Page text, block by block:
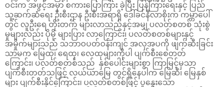
ဝင်းက အဖွင့်အမှာ စကားပြောကြား ခဲ့ပြီး ပြန်ကြားရေးနှင့် ပြည်
သူ့ဆက်ဆံရေး ဦးစီးဌာန ဦးစီးအရာရှိ ဒေါ်ခင်နီလာစိုးက ကမ္ဘာပေါ်
တွင် လူဦးရေ တိုးတက် များလာသည်နှင့်အမျှ ပလတ်စတစ် သုံးစွဲ
မှုများလည်း ပိုမို များပြား လာကြောင်း၊ ပလတ်စတစ်များနှင့်
အမှိုက်များသည် သဘာဝပတ်ဝန်းကျင် အလှအပကို ဖျက်ဆီးခြင်း
သာမက မြေထု၊ ရေထု၊ လေထုများကိုပါ ပျက်စီးစေတတ်
ကြောင်း၊ ပလတ်စတစ်သည် နှစ်ပေါင်းများစွာ ကြာမြင့်မှသာ
ပျက်စီးတတ်သဖြင့် လယ်ယာမြေ တွင်ရှိနေပါက မြေဆီ၊ မြေနှစ်
များ ပျက်စီးနိုင်ကြောင်း၊ ပလတ်စတစ်ဖြင့် ပူနွေးသော